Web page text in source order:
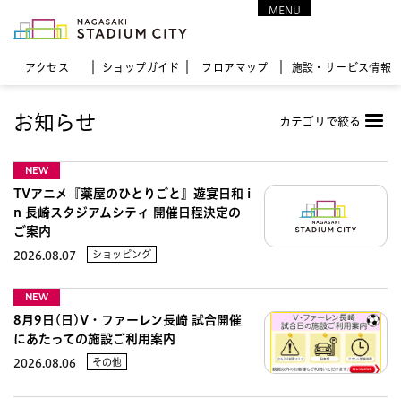
アクセス ショップガイド フロア マップ 施設・サービス情報
MENU
お知らせ カテゴリで絞る
NEW
TVアニメ『薬屋のひとりごと』遊宴日和 i
n 長崎スタジアムシティ 開催日程決定の
ご案内
2026.08.07 ショッピング
NEW
8月9日(日)V・ファーレン長崎 試合開催
にあたっての施設ご利用案内
2026.08.06 その他